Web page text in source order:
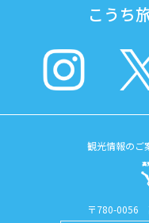
こうち
観光情報のご
〒780-0056